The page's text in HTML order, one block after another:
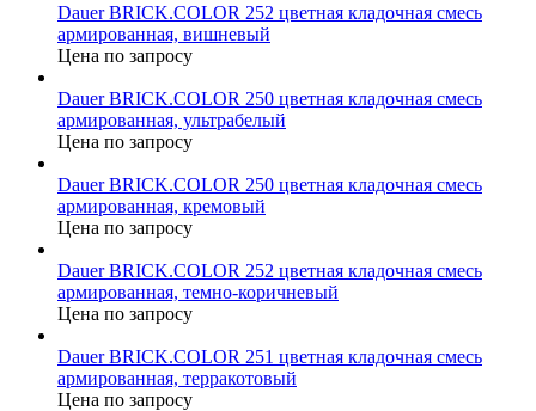
Dauer BRICK.COLOR 252 цветная кладочная смесь
армированная, вишневый
Цена по запросу
Dauer BRICK.COLOR 250 цветная кладочная смесь
армированная, ультрабелый
Цена по запросу
Dauer BRICK.COLOR 250 цветная кладочная смесь
армированная, кремовый
Цена по запросу
Dauer BRICK.COLOR 252 цветная кладочная смесь
армированная, темно-коричневый
Цена по запросу
Dauer BRICK.COLOR 251 цветная кладочная смесь
армированная, терракотовый
Цена по запросу